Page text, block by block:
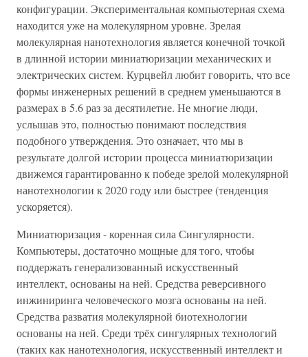
конфигурации. Экспериментальная компьютерная схема
находится уже на молекулярном уровне. Зрелая
молекулярная нанотехнология является конечной точкой
в длинной истории миниатюризации механических и
электрических систем. Курцвейл любит говорить, что все
формы инженерных решений в среднем уменьшаются в
размерах в 5.6 раз за десятилетие. Не многие люди,
услышав это, полностью понимают последствия
подобного утверждения. Это означает, что мы в
результате долгой истории процесса миниатюризации
движемся гарантированно к победе зрелой молекулярной
нанотехнологии к 2020 году или быстрее (тенденция
ускоряется).
Миниатюризация - коренная сила Сингулярности.
Компьютеры, достаточно мощные для того, чтобы
поддержать генерализованный искусственный
интеллект, основаны на ней. Средства реверсивного
инжиниринга человеческого мозга основаны на ней.
Средства разватия молекулярной биотехнологии
основаны на ней. Среди трёх сингулярных технологий
(таких как нанотехнология, искусственный интеллект и